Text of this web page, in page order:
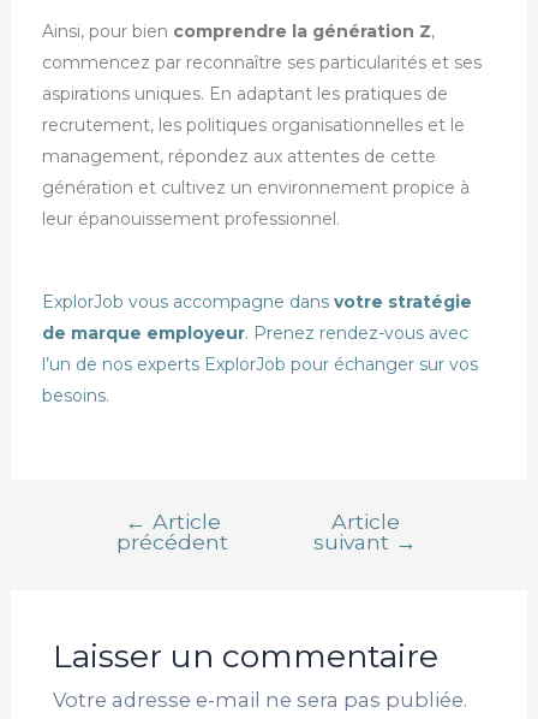
Ainsi, pour bien comprendre la génération Z,
commencez par reconnaître ses particularités et ses
aspirations uniques. En adaptant les pratiques de
recrutement, les politiques organisationnelles et le
management, répondez aux attentes de cette
génération et cultivez un environnement propice à
leur épanouissement professionnel.
ExplorJob vous accompagne dans votre stratégie
de marque employeur. Prenez rendez-vous avec
l’un de nos experts ExplorJob pour échanger sur vos
besoins.
← Article
précédent
Article
suivant →
Laisser un commentaire
Votre adresse e-mail ne sera pas publiée.